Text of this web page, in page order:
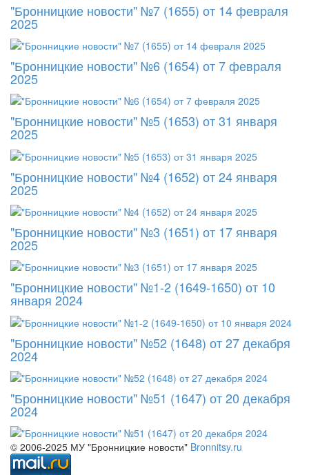
"Бронницкие новости" №7 (1655) от 14 февраля
2025
"Бронницкие новости" №6 (1654) от 7 февраля
2025
"Бронницкие новости" №5 (1653) от 31 января
2025
"Бронницкие новости" №4 (1652) от 24 января
2025
"Бронницкие новости" №3 (1651) от 17 января
2025
"Бронницкие новости" №1-2 (1649-1650) от 10
января 2024
"Бронницкие новости" №52 (1648) от 27 декабря
2024
"Бронницкие новости" №51 (1647) от 20 декабря
2024
© 2006-2025 МУ "Бронницкие новости" Bronnitsy.ru